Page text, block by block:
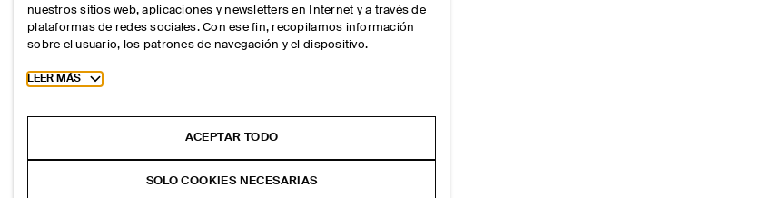
nuestros sitios web, aplicaciones y newsletters en Internet y a través de
plataformas de redes sociales. Con ese fin, recopilamos información
sobre el usuario, los patrones de navegación y el dispositivo.
Toggle more cookie information
LEER MÁS
ACEPTAR TODO
SOLO COOKIES NECESARIAS